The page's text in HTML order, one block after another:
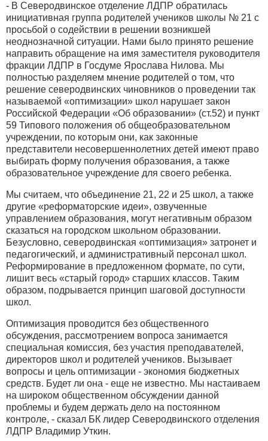
- В Северодвинское отделение ЛДПР обратилась
инициативная группа родителей учеников школы № 21 с
просьбой о содействии в решении возникшей
неоднозначной ситуации. Нами было принято решение
направить обращение на имя заместителя руководителя
фракции ЛДПР в Госдуме Ярослава Нилова. Мы
полностью разделяем мнение родителей о том, что
решение северодвинских чиновников о проведении так
называемой «оптимизации» школ нарушает закон
Российской Федерации «Об образовании» (ст.52) и пункт
59 Типового положения об общеобразовательном
учреждении, по которым они, как законные
представители несовершеннолетних детей имеют право
выбирать форму получения образования, а также
образовательное учреждение для своего ребенка.
Мы считаем, что объединение 21, 22 и 25 школ, а также
другие «реформаторские идеи», озвученные
управлением образования, могут негативным образом
сказаться на городском школьном образовании.
Безусловно, северодвинская «оптимизация» затронет и
педагогический, и административный персонал школ.
Реформирование в предложенном формате, по сути,
лишит весь «старый город» старших классов. Таким
образом, подрывается принцип шаговой доступности
школ.
Оптимизация проводится без общественного
обсуждения, рассмотрением вопроса занимается
специальная комиссия, без участия преподавателей,
директоров школ и родителей учеников. Вызывает
вопросы и цель оптимизации - экономия бюджетных
средств. Будет ли она - еще не известно. Мы настаиваем
на широком общественном обсуждении данной
проблемы и будем держать дело на постоянном
контроле, - сказал БК лидер Северодвинского отделения
ЛДПР Владимир Уткин.